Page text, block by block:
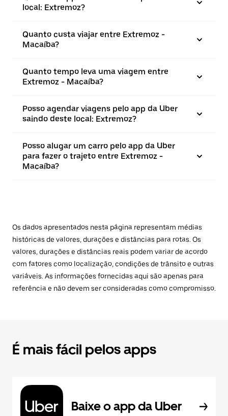
local: Extremoz?
Quanto custa viajar entre Extremoz -
Macaíba?
Quanto tempo leva uma viagem entre
Extremoz - Macaíba?
Posso agendar viagens pelo app da Uber
saindo deste local: Extremoz?
Posso alugar um carro pelo app da Uber
para fazer o trajeto entre Extremoz -
Macaíba?
Os dados apresentados nesta página representam médias
históricas de valores, durações e distâncias para rotas. Os
valores, durações e distâncias reais podem variar de acordo
com fatores como localização, condições de trânsito e outras
variáveis. As informações fornecidas aqui são apenas para
referência e não devem ser consideradas como compromisso.
É mais fácil pelos apps
Baixe o app da Uber